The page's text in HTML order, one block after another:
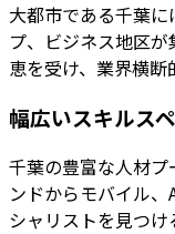
大都市である千葉
プ、ビジネス地区
恵を受け、業界横断
幅広いスキルス
千葉の豊富な人材
ンドからモバイル
シャリストを見つけ